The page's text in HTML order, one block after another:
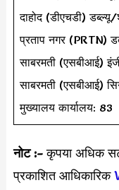
दाहोद (डीएचडी)
प्रताप नगर (PRTN)
साबरमती (एसबीआई)
साबरमती (एसबीआई)
मुख्यालय कार्यालय: 83
नोट :-कृपया अधिक
प्रकाशित आधिकारिक